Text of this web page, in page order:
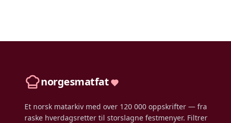
norgesmatfat
Et norsk matarkiv med over 120 000 oppskrifter — fra
raske hverdagsretter til storslagne festmenyer. Filtrer